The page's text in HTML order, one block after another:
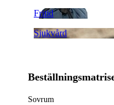
Fritid
Sjukvård
Sovrum